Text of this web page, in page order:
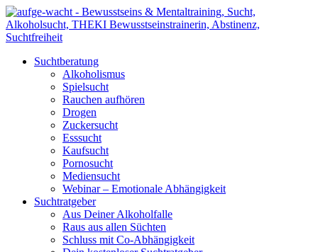
Suchtberatung
Alkoholismus
Spielsucht
Rauchen aufhören
Drogen
Zuckersucht
Esssucht
Kaufsucht
Pornosucht
Mediensucht
Webinar – Emotionale Abhängigkeit
Suchtratgeber
Aus Deiner Alkoholfalle
Raus aus allen Süchten
Schluss mit Co-Abhängigkeit